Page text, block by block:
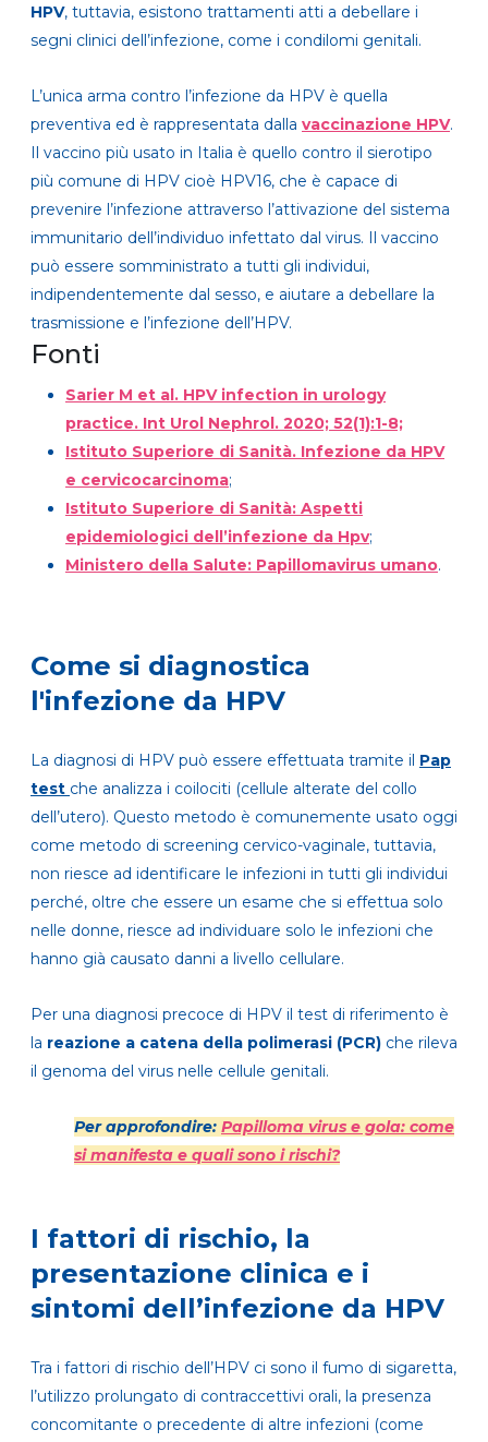
HPV, tuttavia, esistono trattamenti atti a debellare i
segni clinici dell’infezione, come i condilomi genitali.
L’unica arma contro l’infezione da HPV è quella
preventiva ed è rappresentata dalla vaccinazione HPV.
Il vaccino più usato in Italia è quello contro il sierotipo
più comune di HPV cioè HPV16, che è capace di
prevenire l’infezione attraverso l’attivazione del sistema
immunitario dell’individuo infettato dal virus. Il vaccino
può essere somministrato a tutti gli individui,
indipendentemente dal sesso, e aiutare a debellare la
trasmissione e l’infezione dell’HPV.
Fonti
Sarier M et al. HPV infection in urology
practice. Int Urol Nephrol. 2020; 52(1):1-8;
Istituto Superiore di Sanità. Infezione da HPV
e cervicocarcinoma;
Istituto Superiore di Sanità: Aspetti
epidemiologici dell’infezione da Hpv;
Ministero della Salute: Papillomavirus umano.
Come si diagnostica
l'infezione da HPV
La diagnosi di HPV può essere effettuata tramite il Pap
test che analizza i coilociti (cellule alterate del collo
dell’utero). Questo metodo è comunemente usato oggi
come metodo di screening cervico-vaginale, tuttavia,
non riesce ad identificare le infezioni in tutti gli individui
perché, oltre che essere un esame che si effettua solo
nelle donne, riesce ad individuare solo le infezioni che
hanno già causato danni a livello cellulare.
Per una diagnosi precoce di HPV il test di riferimento è
la reazione a catena della polimerasi (PCR) che rileva
il genoma del virus nelle cellule genitali.
Per approfondire: Papilloma virus e gola: come
si manifesta e quali sono i rischi?
I fattori di rischio, la
presentazione clinica e i
sintomi dell’infezione da HPV
Tra i fattori di rischio dell’HPV ci sono il fumo di sigaretta,
l’utilizzo prolungato di contraccettivi orali, la presenza
concomitante o precedente di altre infezioni (come